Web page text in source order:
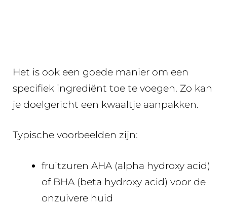
Het is ook een goede manier om een
specifiek ingrediënt toe te voegen. Zo kan
je doelgericht een kwaaltje aanpakken.
Typische voorbeelden zijn:
fruitzuren AHA (alpha hydroxy acid)
of BHA (beta hydroxy acid) voor de
onzuivere huid